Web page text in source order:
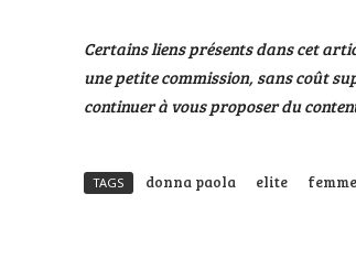
Certains liens présents dans cet
une petite commission, sans coût
continuer à vous proposer du
TAGS donna paola elite femme